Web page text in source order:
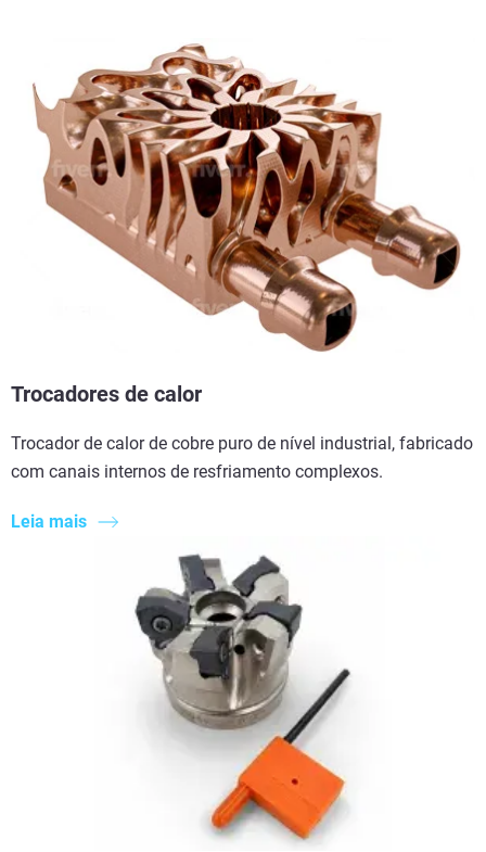
Trocadores de calor
Trocador de calor de cobre puro de nível industrial, fabricado
com canais internos de resfriamento complexos.
Leia mais